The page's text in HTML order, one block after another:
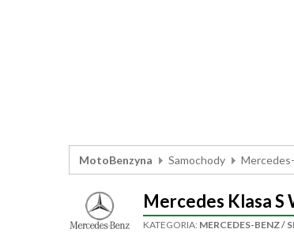
MotoBenzyna Samochody
Mercedes Klasa S
KATEGORIA: MERCEDES-BENZ /